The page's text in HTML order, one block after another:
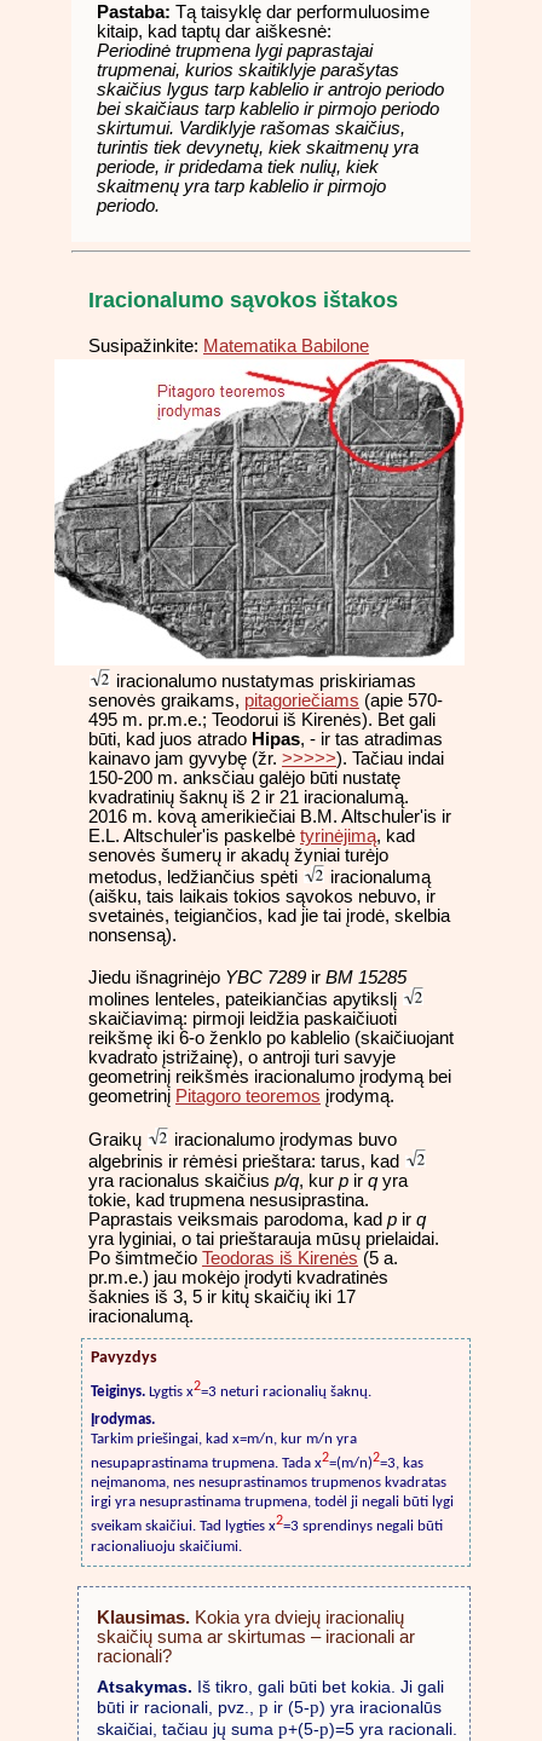
Pastaba: Tą taisyklę dar performuluosime
kitaip, kad taptų dar aiškesnė:
Periodinė trupmena lygi paprastajai
trupmenai, kurios skaitiklyje parašytas
skaičius lygus tarp kablelio ir antrojo periodo
bei skaičiaus tarp kablelio ir pirmojo periodo
skirtumui. Vardiklyje rašomas skaičius,
turintis tiek devynetų, kiek skaitmenų yra
periode, ir pridedama tiek nulių, kiek
skaitmenų yra tarp kablelio ir pirmojo
periodo.
Iracionalumo sąvokos ištakos
Susipažinkite: Matematika Babilone
iracionalumo nustatymas priskiriamas
senovės graikams, pitagoriečiams (apie 570-
495 m. pr.m.e.; Teodorui iš Kirenės). Bet gali
būti, kad juos atrado Hipas, - ir tas atradimas
kainavo jam gyvybę (žr. >>>>>). Tačiau indai
150-200 m. anksčiau galėjo būti nustatę
kvadratinių šaknų iš 2 ir 21 iracionalumą.
2016 m. kovą amerikiečiai B.M. Altschuler'is ir
E.L. Altschuler'is paskelbė tyrinėjimą, kad
senovės šumerų ir akadų žyniai turėjo
metodus, ledžiančius spėti
iracionalumą
(aišku, tais laikais tokios sąvokos nebuvo, ir
svetainės, teigiančios, kad jie tai įrodė, skelbia
nonsensą).
Jiedu išnagrinėjo YBC 7289 ir BM 15285
molines lenteles, pateikiančias apytikslį
skaičiavimą: pirmoji leidžia paskaičiuoti
reikšmę iki 6-o ženklo po kablelio (skaičiuojant
kvadrato įstrižainę), o antroji turi savyje
geometrinį reikšmės iracionalumo įrodymą bei
geometrinį Pitagoro teoremos įrodymą.
Graikų
iracionalumo įrodymas buvo
algebrinis ir rėmėsi prieštara: tarus, kad
yra racionalus skaičius p/q, kur p ir qyra
tokie, kad trupmena nesusiprastina.
Paprastais veiksmais parodoma, kad p ir q
yra lyginiai, o tai prieštarauja mūsų prielaidai.
Po šimtmečio Teodoras iš Kirenės (5 a.
pr.m.e.) jau mokėjo įrodyti kvadratinės
šaknies iš 3, 5 ir kitų skaičių iki 17
iracionalumą.
Pavyzdys
Teiginys. Lygtis x2=3 neturi racionalių šaknų.
Įrodymas.
Tarkim priešingai, kad x=m/n, kur m/n yra
nesupaprastinama trupmena. Tada x2=(m/n)2=3, kas
neįmanoma, nes nesuprastinamos trupmenos kvadratas
irgi yra nesuprastinama trupmena, todėl ji negali būti lygi
sveikam skaičiui. Tad lygties x2=3 sprendinys negali būti
racionaliuoju skaičiumi.
Klausimas. Kokia yra dviejų iracionalių
skaičių suma ar skirtumas – iracionali ar
racionali?
Atsakymas. Iš tikro, gali būti bet kokia. Ji gali
būti ir racionali, pvz., p ir (5-p) yra iracionalūs
skaičiai, tačiau jų suma p+(5-p)=5 yra racionali.